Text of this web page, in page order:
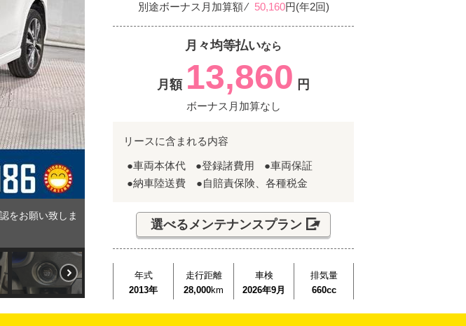
をお願い致しま
別途ボーナス月加算額 ⁄ 50,160円(年2回)
月々均等払いなら
月額 13,860 円
ボーナス月加算なし
リースに含まれる内容
●車両本体代 ●登録諸費用
●車両保証
●納車陸送費 ●自賠責保険、各種税金
選べるメンテナンスプラン
年式
2013年
走行距離
28,000km
車検
2026年9月
排気量
660cc